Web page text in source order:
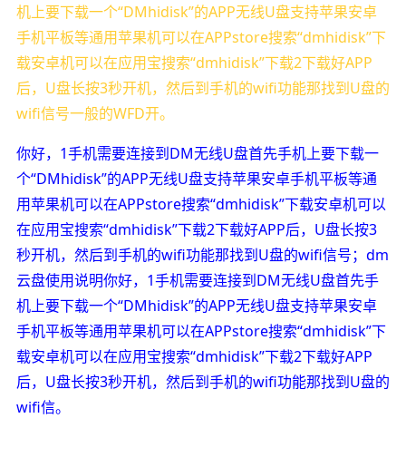
机上要下载一个“DMhidisk”的APP无线U盘支持苹果安卓
手机平板等通用苹果机可以在APPstore搜索“dmhidisk”下
载安卓机可以在应用宝搜索“dmhidisk”下载2下载好APP
后，U盘长按3秒开机，然后到手机的wifi功能那找到U盘的
wifi信号一般的WFD开。
你好，1手机需要连接到DM无线U盘首先手机上要下载一
个“DMhidisk”的APP无线U盘支持苹果安卓手机平板等通
用苹果机可以在APPstore搜索“dmhidisk”下载安卓机可以
在应用宝搜索“dmhidisk”下载2下载好APP后，U盘长按3
秒开机，然后到手机的wifi功能那找到U盘的wifi信号；dm
云盘使用说明你好，1手机需要连接到DM无线U盘首先手
机上要下载一个“DMhidisk”的APP无线U盘支持苹果安卓
手机平板等通用苹果机可以在APPstore搜索“dmhidisk”下
载安卓机可以在应用宝搜索“dmhidisk”下载2下载好APP
后，U盘长按3秒开机，然后到手机的wifi功能那找到U盘的
wifi信。